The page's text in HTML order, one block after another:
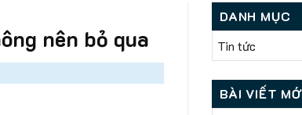
nên bỏ qua
DANH MỤC
Tin tức
BÀI VIẾT